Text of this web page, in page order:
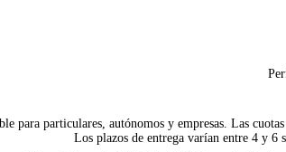
para particulares, autónomos y empresas. Las
Los plazos de entrega varían entre 4 y 6